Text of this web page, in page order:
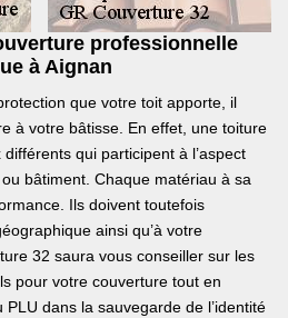
professionnelle
à Aignan
que votre toit apporte, il
à votre bâtisse. En effet, une toiture
qui participent à l’aspect
bâtiment. Chaque matériau à sa
Ils doivent toutefois
ainsi qu’à votre
32 saura vous conseiller sur les
pour votre couverture tout en
dans la sauvegarde de l’identité